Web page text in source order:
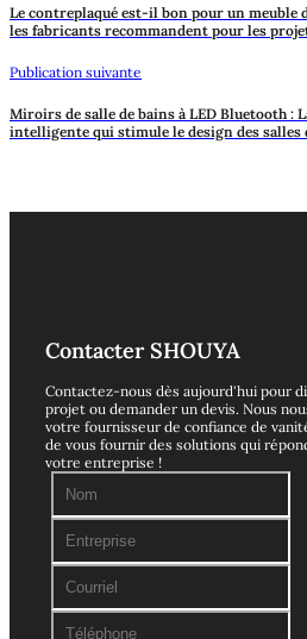
Le contreplaqué est-il bon pour un meuble
les fabricants recommandent pour les
Publication suivante
Miroirs de salle de bains à LED Bluetooth :
intelligente qui stimule le design des salles
Contacter SHOUYA
Contactez-nous dès aujourd'hui pour
projet ou demander un devis. Nous
votre fournisseur de confiance de
de vous fournir des solutions qui
votre entreprise !